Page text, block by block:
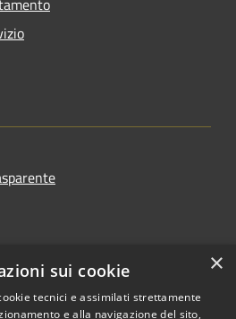
×
sui cookie
tecnici e assimilati strettamente
e alla navigazione del sito,